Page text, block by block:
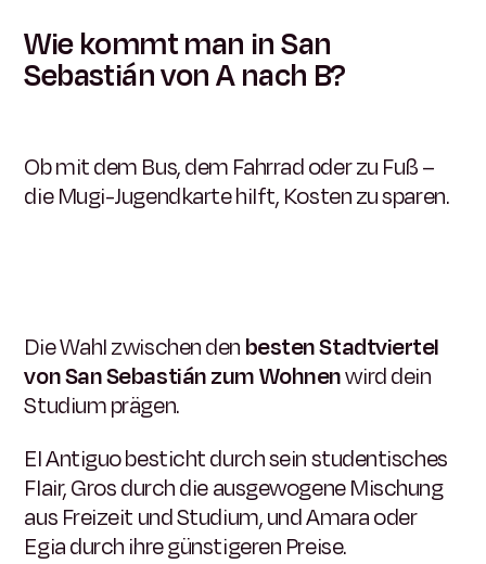
Wie kommt man in San
Sebastián von A nach B?
Ob mit dem Bus, dem Fahrrad oder zu Fuß –
die Mugi-Jugendkarte hilft, Kosten zu sparen.
Die Wahl zwischen den besten Stadtviertel
von San Sebastián zum Wohnenwird dein
Studium prägen.
El Antiguo besticht durch sein studentisches
Flair, Gros durch die ausgewogene Mischung
aus Freizeit und Studium, und Amara oder
Egia durch ihre günstigeren Preise.